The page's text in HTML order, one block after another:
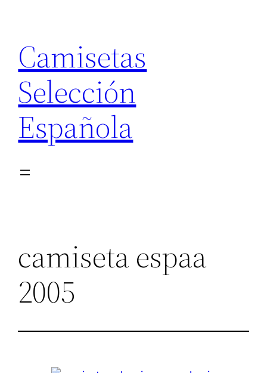
contenido
Camisetas
Selección
Española
camiseta espaa
2005